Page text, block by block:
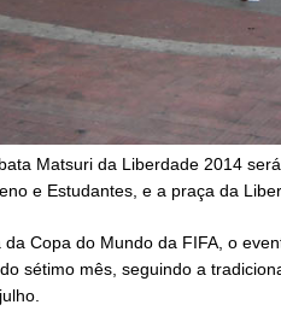
Matsuri da Liberdade 2014
e Estudantes, e a praça da
da Copa do Mundo da FIFA, o
sétimo mês, seguindo a